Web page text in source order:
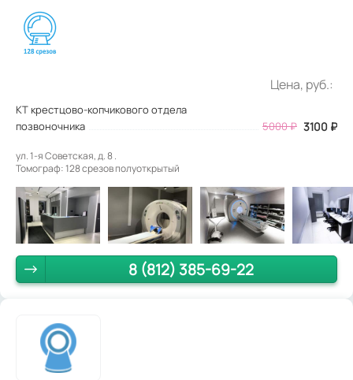
Цена, руб.:
КТ крестцово-копчикового отдела
позвоночника
5000₽ 3100 ₽
ул. 1-я Советская, д. 8 .
Томограф: 128 срезов полуоткрытый
8 (812) 385-69-22